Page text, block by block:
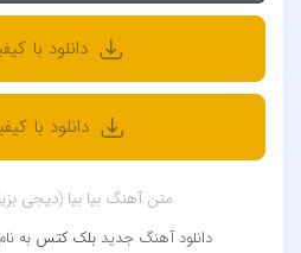
دانلود با
دانلود با
متن آهنگ بیا بیا (دیجی
دانلود آهنگ جدیدبلک کتس به